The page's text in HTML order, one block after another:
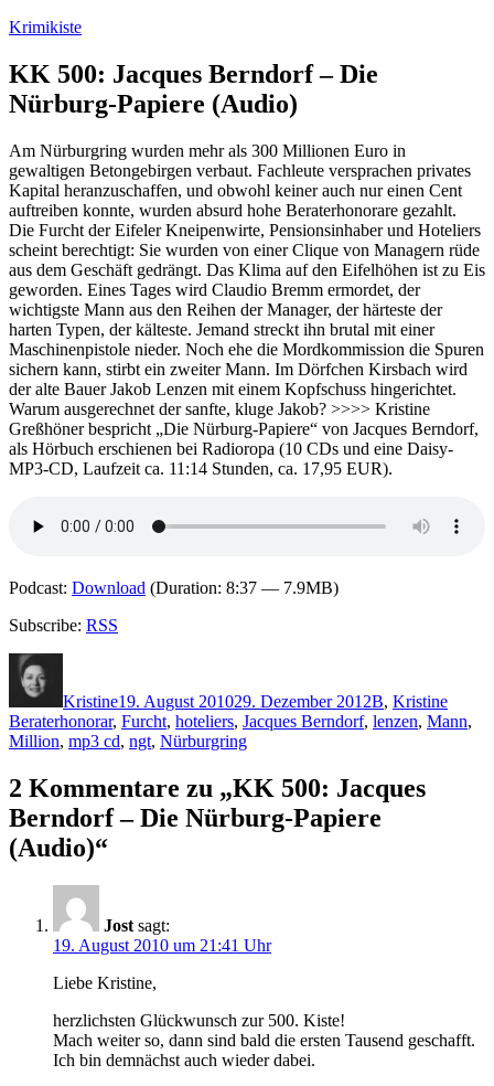
Zum
springen
Krimikiste
KK 500: Jacques Berndorf – Die
Nürburg-Papiere (Audio)
Am Nürburgring wurden mehr als 300 Millionen Euro in
gewaltigen Betongebirgen verbaut. Fachleute versprachen privates
Kapital heranzuschaffen, und obwohl keiner auch nur einen Cent
auftreiben konnte, wurden absurd hohe Beraterhonorare gezahlt.
Die Furcht der Eifeler Kneipenwirte, Pensionsinhaber und Hoteliers
scheint berechtigt: Sie wurden von einer Clique von Managern rüde
aus dem Geschäft gedrängt. Das Klima auf den Eifelhöhen ist zu Eis
geworden. Eines Tages wird Claudio Bremm ermordet, der
wichtigste Mann aus den Reihen der Manager, der härteste der
harten Typen, der kälteste. Jemand streckt ihn brutal mit einer
Maschinenpistole nieder. Noch ehe die Mordkommission die Spuren
sichern kann, stirbt ein zweiter Mann. Im Dörfchen Kirsbach wird
der alte Bauer Jakob Lenzen mit einem Kopfschuss hingerichtet.
Warum ausgerechnet der sanfte, kluge Jakob? >>>> Kristine
Greßhöner bespricht „Die Nürburg-Papiere“ von Jacques Berndorf,
als Hörbuch erschienen bei Radioropa (10 CDs und eine Daisy-
MP3-CD, Laufzeit ca. 11:14 Stunden, ca. 17,95 EUR).
Podcast: Download (Duration: 8:37 — 7.9MB)
Subscribe: RSS
Kristine19. August 201029. Dezember 2012B, Kristine
Beraterhonorar, Furcht, hoteliers, Jacques Berndorf, lenzen, Mann,
Million, mp3 cd, ngt, Nürburgring
2 Kommentare zu „KK 500: Jacques
Berndorf – Die Nürburg-Papiere
(Audio)“
Jost sagt:
19. August 2010 um 21:41 Uhr
Liebe Kristine,
herzlichsten Glückwunsch zur 500. Kiste!
Mach weiter so, dann sind bald die ersten Tausend geschafft.
Ich bin demnächst auch wieder dabei.